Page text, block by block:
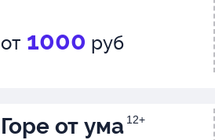
от 1000 руб
Горе от ума 12+